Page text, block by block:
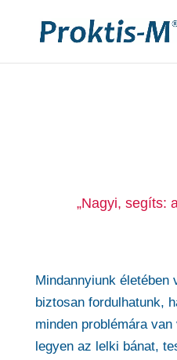
„Nagyi, segíts:
Mindannyiunk életében
biztosan fordulhatunk,
minden problémára
legyen az lelki bánat,